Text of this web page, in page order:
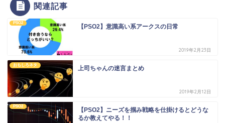
関連記事
PSO2
【PSO2】意識高い系アークスの日常
2019年2月23日
おもしろネタ 上司ちゃんの迷言まとめ
2019年2月12日
PSO2
【PSO2】ニーズを掴み戦略を仕掛けるとどうな
るか教えてやる！！